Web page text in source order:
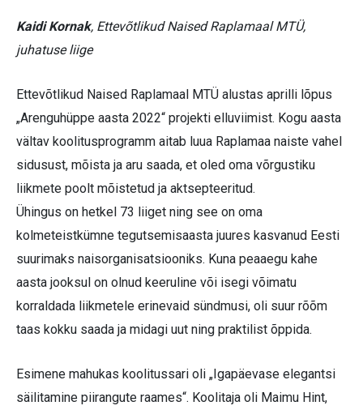
Kaidi Kornak, Ettevõtlikud Naised Raplamaal MTÜ,
juhatuse liige
Ettevõtlikud Naised Raplamaal MTÜ alustas aprilli lõpus
„Arenguhüppe aasta 2022“ projekti elluviimist. Kogu aasta
vältav koolitusprogramm aitab luua Raplamaa naiste vahel
sidusust, mõista ja aru saada, et oled oma võrgustiku
liikmete poolt mõistetud ja aktsepteeritud.
Ühingus on hetkel 73 liiget ning see on oma
kolmeteistkümne tegutsemisaasta juures kasvanud Eesti
suurimaks naisorganisatsiooniks. Kuna peaaegu kahe
aasta jooksul on olnud keeruline või isegi võimatu
korraldada liikmetele erinevaid sündmusi, oli suur rõõm
taas kokku saada ja midagi uut ning praktilist õppida.
Esimene mahukas koolitussari oli „Igapäevase elegantsi
säilitamine piirangute raames“. Koolitaja oli Maimu Hint,